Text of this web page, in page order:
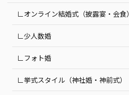
∟オンライン結婚式（披露宴・会食）
∟少人数婚
∟フォト婚
∟挙式スタイル（神社婚・神前式）